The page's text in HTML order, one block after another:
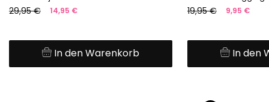
29,95 €
14,95 €
In den Warenkorb
19,95 € 9,95 €
In den